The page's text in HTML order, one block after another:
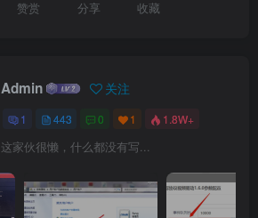
赞赏 分享 收藏
Admin 关注
1 443 0 1 1.8W+
这家伙很懒，什么都没有写...